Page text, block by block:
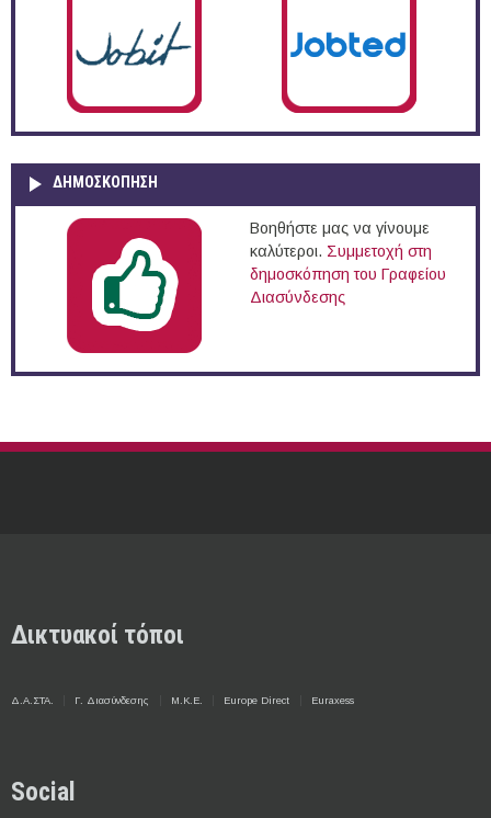
ΔΗΜΟΣΚΌΠΗΣΗ
Βοηθήστε μας να γίνουμε
καλύτεροι. Συμμετοχή στη
δημοσκόπηση του Γραφείου
Διασύνδεσης
Δικτυακοί τόποι
Δ.Α.ΣΤΑ. Γ. Διασύνδεσης Μ.Κ.Ε. Europe Direct Euraxess
Social